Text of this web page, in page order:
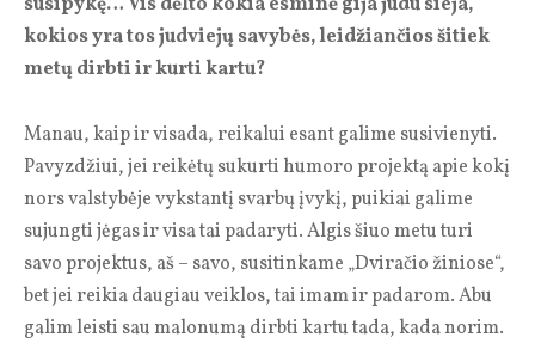
kokios yra tos judviejų savybės, leidžiančios šitiek
metų dirbti ir kurti kartu?
Manau, kaip ir visada, reikalui esant galime susivienyti.
Pavyzdžiui, jei reikėtų sukurti humoro projektą apie kokį
nors valstybėje vykstantį svarbų įvykį, puikiai galime
sujungti jėgas ir visa tai padaryti. Algis šiuo metu turi
savo projektus, aš – savo, susitinkame „Dviračio žiniose“,
bet jei reikia daugiau veiklos, tai imam ir padarom. Abu
galim leisti sau malonumą dirbti kartu tada, kada norim.